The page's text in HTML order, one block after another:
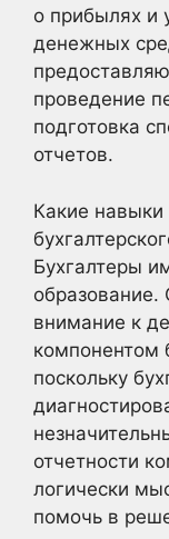
о прибылях и
денежных
проведение
подготовка
отчетов.
Какие
Бухгалтеры
внимание к
компонентом
поскольку
отчетности
логически
помочь в